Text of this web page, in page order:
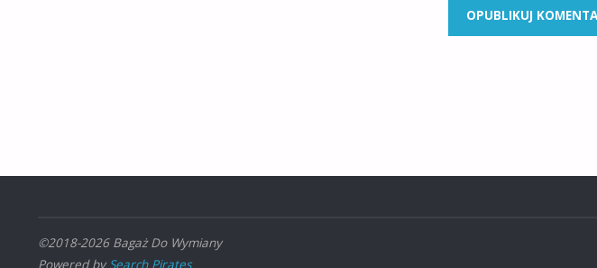
©2018-2026 Bagaż Do Wymiany
Powered by Search Pirates